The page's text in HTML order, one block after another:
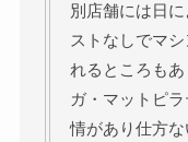
別店舗には日
ストなしでマ
れるところも
ガ・マットピ
情があり仕方